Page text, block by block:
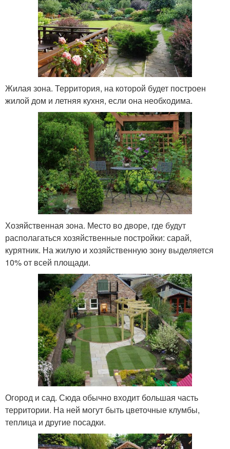
Жилая зона. Территория, на которой будет построен
жилой дом и летняя кухня, если она необходима.
Хозяйственная зона. Место во дворе, где будут
располагаться хозяйственные постройки: сарай,
курятник. На жилую и хозяйственную зону выделяется
10% от всей площади.
Огород и сад. Сюда обычно входит большая часть
территории. На ней могут быть цветочные клумбы,
теплица и другие посадки.